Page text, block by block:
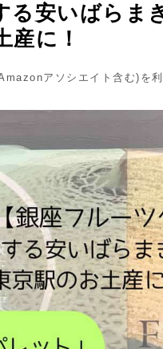
る安いばら
産に！
アソシエイト含む)を